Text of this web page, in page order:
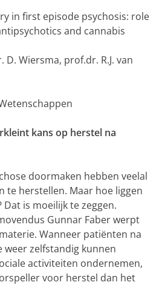
in first episode psychosis: role
and cannabis
Wiersma, prof.dr. R.J. van
kans op herstel na
doormaken hebben veelal
te herstellen. Maar hoe liggen
Dat is moeilijk te zeggen.
Gunnar Faber werpt
Wanneer patiënten na
weer zelfstandig kunnen
activiteiten ondernemen,
voor herstel dan het